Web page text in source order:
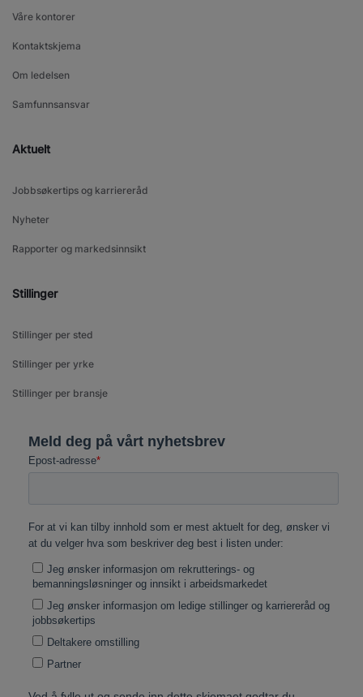
Våre kontorer
Kontaktskjema
Om ledelsen
Samfunnsansvar
Aktuelt
Jobbsøkertips og karriereråd
Nyheter
Rapporter og markedsinnsikt
Stillinger
Stillinger per sted
Stillinger per yrke
Stillinger per bransje